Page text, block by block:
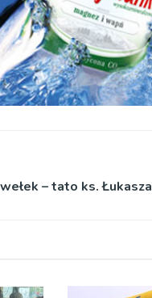
– tato ks. Łukasza